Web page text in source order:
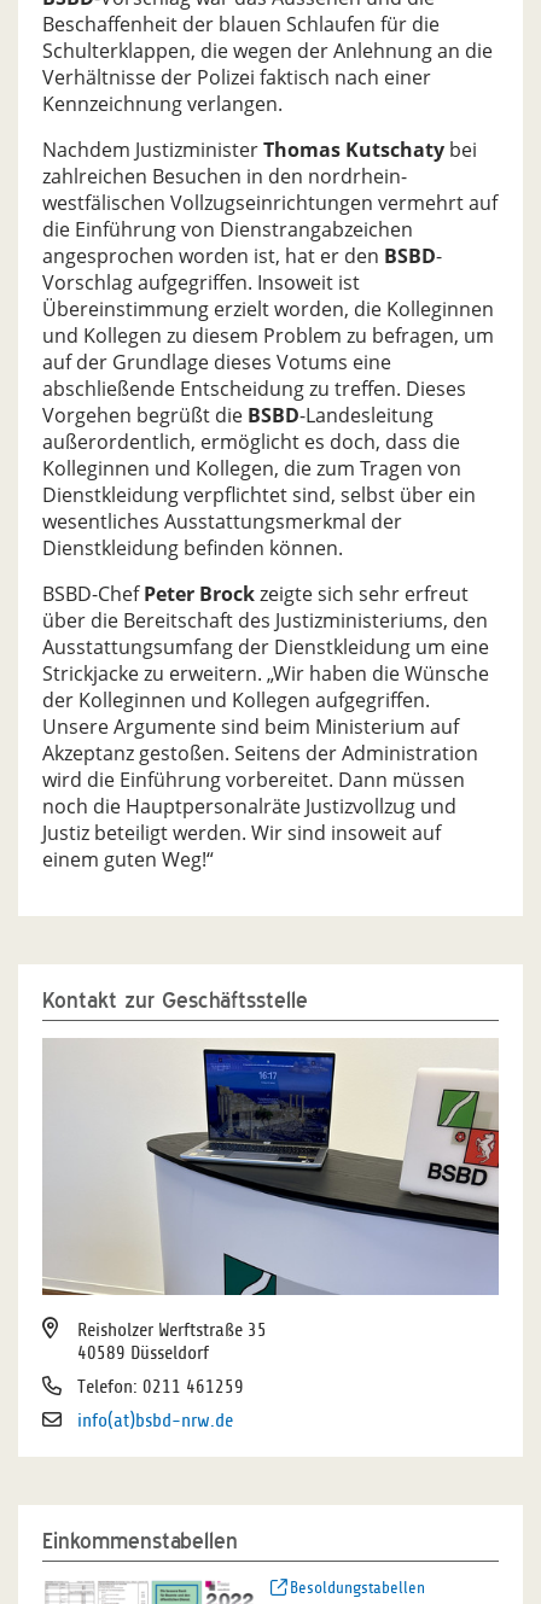
Beschaffenheit der blauen Schlaufen für die
Schulterklappen, die wegen der Anlehnung an die
Verhältnisse der Polizei faktisch nach einer
Kennzeichnung verlangen.
Nachdem JustizministerThomas Kutschaty bei
zahlreichen Besuchen in den nordrhein-
westfälischen Vollzugseinrichtungen vermehrt auf
die Einführung von Dienstrangabzeichen
angesprochen worden ist, hat er den BSBD-
Vorschlag aufgegriffen. Insoweit ist
Übereinstimmung erzielt worden, die Kolleginnen
und Kollegen zu diesem Problem zu befragen, um
auf der Grundlage dieses Votums eine
abschließende Entscheidung zu treffen. Dieses
Vorgehen begrüßt die BSBD-Landesleitung
außerordentlich, ermöglicht es doch, dass die
Kolleginnen und Kollegen, die zum Tragen von
Dienstkleidung verpflichtet sind, selbst über ein
wesentliches Ausstattungsmerkmal der
Dienstkleidung befinden können.
BSBD-ChefPeter Brockzeigte sich sehr erfreut
über die Bereitschaft des Justizministeriums, den
Ausstattungsumfang der Dienstkleidung um eine
Strickjacke zu erweitern. „Wir haben die Wünsche
der Kolleginnen und Kollegen aufgegriffen.
Unsere Argumente sind beim Ministerium auf
Akzeptanz gestoßen. Seitens der Administration
wird die Einführung vorbereitet. Dann müssen
noch die Hauptpersonalräte Justizvollzug und
Justiz beteiligt werden. Wir sind insoweit auf
einem guten Weg!“
Kontakt zur Geschäftsstelle
Reisholzer Werftstraße 35
40589 Düsseldorf
Telefon: 0211 461259
info(at)bsbd-nrw.de
Einkommenstabellen
Besoldungstabellen